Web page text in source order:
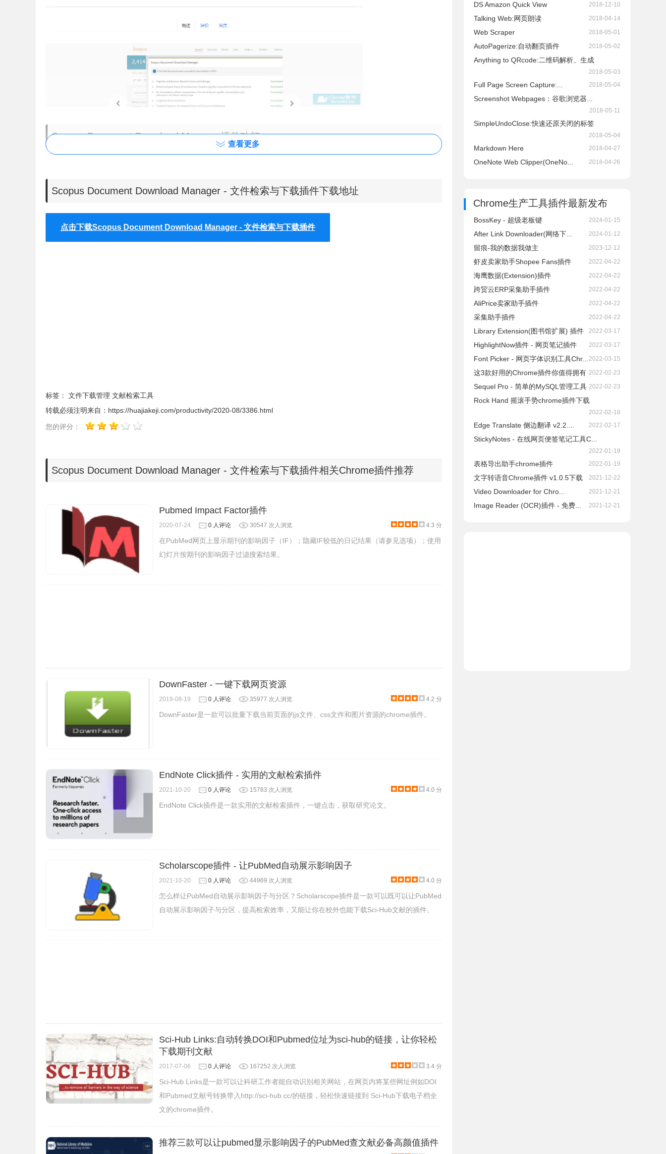
Scopus Document Download Manager插件功能
（通过Scirus 网络搜索引擎）。
2、提供标准的全文链接，还可以基于用户定购期刊列表定制全文链接，这两种方式都可以通过Scopus 管理工具
(Admin Tool)来设置。
2、最新版本的chrome浏览器直接拖放安装时会出现“程序包无效CRX-HEADER-INVALID”的报错信息，参照：
击搜索即可。
查看更多
Scopus Document Download Manager - 文件检索与下载插件下载地址
点击下载Scopus Document Download Manager - 文件检索与下载插件
标签： 文件下载管理 文献检索工具
转载必须注明来自： https://huajiakeji.com/productivity/2020-08/3386.html
您的评分：
Scopus Document Download Manager - 文件检索与下载插件相关Chrome插件推荐
Pubmed Impact Factor插件
2020-07-24 0 人评论 30547 次人浏览 4.3 分
在PubMed网页上显示期刊的影响因子（IF）；隐藏IF较低的日记结果（请参见选项）；使用
幻灯片按期刊的影响因子过滤搜索结果。
DownFaster - 一键下载网页资源
2019-08-19 0 人评论 35977 次人浏览 4.2 分
DownFaster是一款可以批量下载当前页面的js文件、css文件和图片资源的chrome插件。
EndNote Click插件 - 实用的文献检索插件
2021-10-20 0 人评论 15783 次人浏览 4.0 分
EndNote Click插件是一款实用的文献检索插件，一键点击，获取研究论文。
Scholarscope插件 - 让PubMed自动展示影响因子
2021-10-20 0 人评论 44969 次人浏览 4.0 分
怎么样让PubMed自动展示影响因子与分区？Scholarscope插件是一款可以既可以让PubMed
自动展示影响因子与分区，提高检索效率，又能让你在校外也能下载Sci-Hub文献的插件。
Sci-Hub Links:自动转换DOI和Pubmed位址为sci-hub的链接，让你轻松
下载期刊文献
2017-07-06 0 人评论 167252 次人浏览 3.4 分
Sci-Hub Links是一款可以让科研工作者能自动识别相关网站，在网页内将某些网址例如DOI
和Pubmed文献号转换带入http://sci-hub.cc/的链接，轻松快速链接到 Sci-Hub下载电子档全
文的chrome插件。
推荐三款可以让pubmed显示影响因子的PubMed查文献必备高颜值插件
DS Amazon Quick View 2018-12-10
Talking Web:网页朗读 2018-04-14
Web Scraper 2018-05-01
AutoPagerize:自动翻页插件 2018-05-02
Anything to QRcode:二维码解析、生成
2018-05-03
Full Page Screen Capture:... 2018-05-04
Screenshot Webpages：谷歌浏览器...
2018-05-11
SimpleUndoClose:快速还原关闭的标签
2018-05-04
Markdown Here 2018-04-27
OneNote Web Clipper(OneNo... 2018-04-26
Chrome生产工具插件最新发布
BossKey - 超级老板键 2024-01-15
After Link Downloader(网络下... 2024-01-12
留痕-我的数据我做主 2023-12-12
虾皮卖家助手Shopee Fans插件 2022-04-22
海鹰数据(Extension)插件 2022-04-22
跨贸云ERP采集助手插件 2022-04-22
AliPrice卖家助手插件 2022-04-22
采集助手插件 2022-04-22
Library Extension(图书馆扩展) 插件 2022-03-17
HighlightNow插件 - 网页笔记插件 2022-03-17
Font Picker - 网页字体识别工具Chr... 2022-03-15
这3款好用的Chrome插件你值得拥有 2022-02-23
Sequel Pro - 简单的MySQL管理工具 2022-02-23
Rock Hand 摇滚手势chrome插件下载
2022-02-18
Edge Translate 侧边翻译 v2.2.... 2022-02-17
StickyNotes - 在线网页便签笔记工具C...
2022-01-19
表格导出助手chrome插件 2022-01-19
文字转语音Chrome插件 v1.0.5下载 2021-12-22
Video Downloader for Chro... 2021-12-21
Image Reader (OCR)插件 - 免费... 2021-12-21